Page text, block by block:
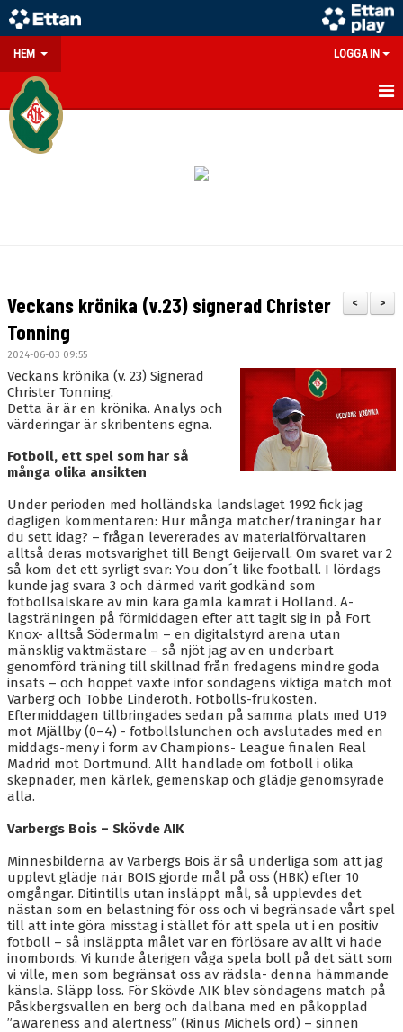
HEM LOGGA IN
GÅ PÅ MATCH
DOKUMENT
BLI MEDLEM
VÅRA LAG/TRÄNARE
GAMLA AIK
>
<
Veckans krönika (v.23) signerad Christer
Tonning
2024-06-03 09:55
Veckans krönika (v. 23) Signerad
Christer Tonning.
Detta är är en krönika. Analys och
värderingar är skribentens egna.
Fotboll, ett spel som har så
många olika ansikten
Under perioden med holländska landslaget 1992 fick jag
dagligen kommentaren: Hur många matcher/träningar har
du sett idag? – frågan levererades av materialförvaltaren
alltså deras motsvarighet till Bengt Geijervall. Om svaret var 2
så kom det ett syrligt svar: You don´t like football. I lördags
kunde jag svara 3 och därmed varit godkänd som
fotbollsälskare av min kära gamla kamrat i Holland. A-
lagsträningen på förmiddagen efter att tagit sig in på Fort
Knox- alltså Södermalm – en digitalstyrd arena utan
mänsklig vaktmästare – så njöt jag av en underbart
genomförd träning till skillnad från fredagens mindre goda
insats – och hoppet växte inför söndagens viktiga match mot
Varberg och Tobbe Linderoth. Fotbolls-frukosten.
Eftermiddagen tillbringades sedan på samma plats med U19
mot Mjällby (0–4) - fotbollslunchen och avslutades med en
middags-meny i form av Champions- League finalen Real
Madrid mot Dortmund. Allt handlade om fotboll i olika
skepnader, men kärlek, gemenskap och glädje genomsyrade
alla.
Varbergs Bois – Skövde AIK
Minnesbilderna av Varbergs Bois är så underliga som att jag
upplevt glädje när BOIS gjorde mål på oss (HBK) efter 10
omgångar. Ditintills utan insläppt mål, så upplevdes det
nästan som en belastning för oss och vi begränsade vårt spel
till att inte göra misstag i stället för att spela ut i en positiv
fotboll – så insläppta målet var en förlösare av allt vi hade
inombords. Vi kunde återigen våga spela boll på det sätt som
vi ville, men som begränsat oss av rädsla- denna hämmande
känsla. Släpp loss. För Skövde AIK blev söndagens match på
Påskbergsvallen en berg och dalbana med en påkopplad
”awareness and alertness” (Rinus Michels ord) – sinnen